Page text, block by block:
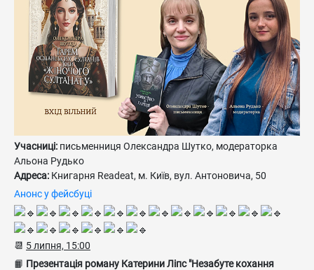
Учасниці: письменниця Олександра Шутко, модераторка
Альона Рудько
Адреса: Книгарня Readeat, м. Київ, вул. Антоновича, 50
Анонс у фейсбуці
📆 5 липня, 15:00
📙 Презентація роману Катерини Ліпс "Незабуте кохання